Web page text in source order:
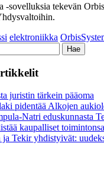
-sovelluksia tekevän
elektroniikka
juristin tärkein pääoma
pidentää Alkojen
Natri eduskunnasta
kaupalliset
ja Tekir yhdistyivät: